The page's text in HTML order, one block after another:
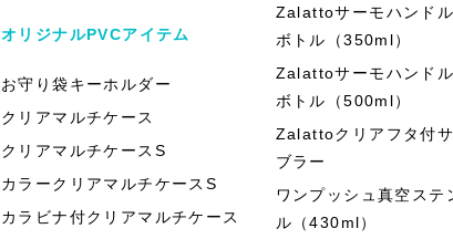
オリジナルPVCアイテム
お守り袋キーホルダー
クリアマルチケース
クリアマルチケースS
カラークリアマルチケースS
カラビナ付クリアマルチケース
Zalattoサーモハンド
ボトル（350ml）
Zalattoサーモハンド
ボトル（500ml）
Zalattoクリアフタ付
ブラー
ワンプッシュ真空ステ
ル（430ml）